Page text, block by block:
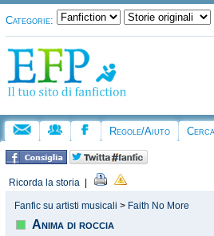
Categorie:
Regole/Aiuto Cerca
Ricorda la storia
Fanfic su artisti musicali > Faith No More
Anima di roccia